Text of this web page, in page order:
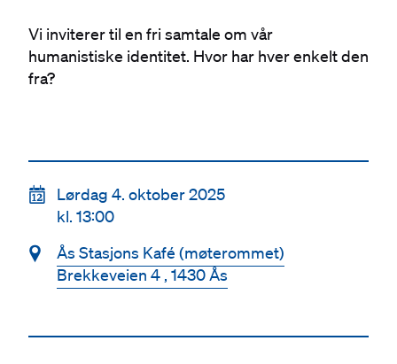
Vi inviterer til en fri samtale om vår
humanistiske identitet. Hvor har hver enkelt den
fra?
📆
Lørdag 4. oktober 2025
kl. 13:00
📍
Ås Stasjons Kafé (møterommet)
Brekkeveien 4 , 1430 Ås